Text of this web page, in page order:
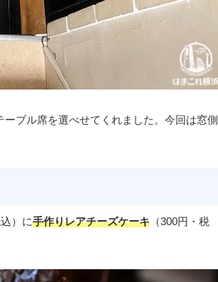
ブル席を選べせてくれました。今回は窓側
）に手作りレアチーズケーキ （300円・税